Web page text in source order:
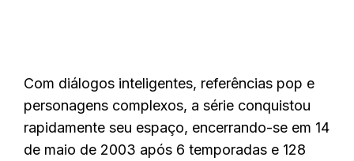
Com diálogos inteligentes, referências pop e
personagens complexos, a série conquistou
rapidamente seu espaço, encerrando-se em 14
de maio de 2003 após 6 temporadas e 128